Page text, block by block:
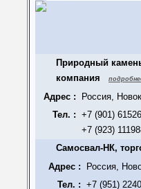
Природный
компания
Адрес :
Россия,
Тел. : +7 (901)
+7 (923)
Самосвал-НК,
Адрес :
Россия,
Тел. : +7 (951)